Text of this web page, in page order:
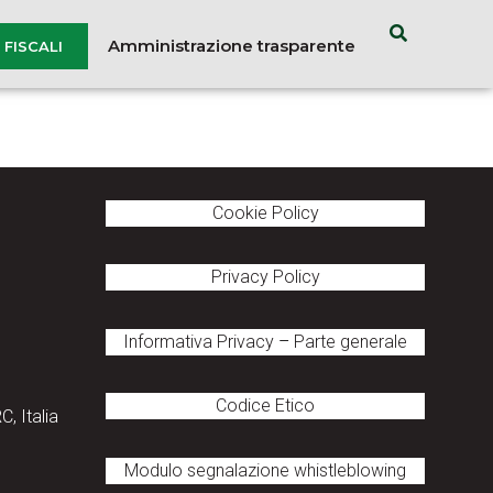
Amministrazione trasparente
Italia
Cookie Policy
Privacy Policy
Informativa Privacy – Parte generale
Codice Etico
Modulo segnalazione whistleblowing